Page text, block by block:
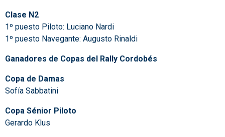
Clase N2
1º puesto Piloto: Luciano Nardi
1º puesto Navegante: Augusto Rinaldi
Ganadores de Copas del Rally Cordobés
Copa de Damas
Sofía Sabbatini
Copa Sénior Piloto
Gerardo Klus